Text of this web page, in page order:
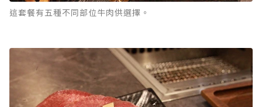
這套餐有五種不同部位牛肉供選擇。